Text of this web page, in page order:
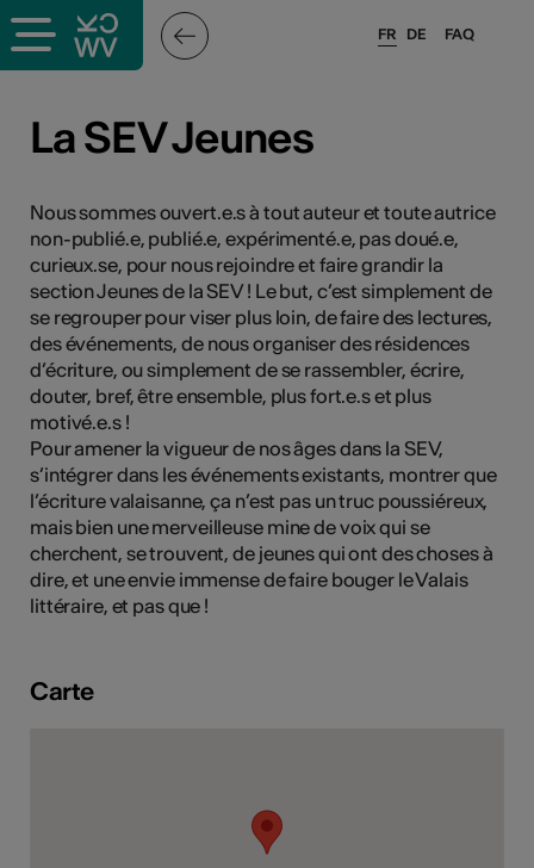
FAQ
FR DE
La SEV Jeunes
Nous sommes ouvert.e.s à tout auteur et toute autrice
non-publié.e, publié.e, expérimenté.e, pas doué.e,
curieux.se, pour nous rejoindre et faire grandir la
section Jeunes de la SEV ! Le but, c’est simplement de
se regrouper pour viser plus loin, de faire des lectures,
des événements, de nous organiser des résidences
d’écriture, ou simplement de se rassembler, écrire,
douter, bref, être ensemble, plus fort.e.s et plus
motivé.e.s !
Pour amener la vigueur de nos âges dans la SEV,
s’intégrer dans les événements existants, montrer que
l’écriture valaisanne, ça n’est pas un truc poussiéreux,
mais bien une merveilleuse mine de voix qui se
cherchent, se trouvent, de jeunes qui ont des choses à
dire, et une envie immense de faire bouger le Valais
littéraire, et pas que !
Carte